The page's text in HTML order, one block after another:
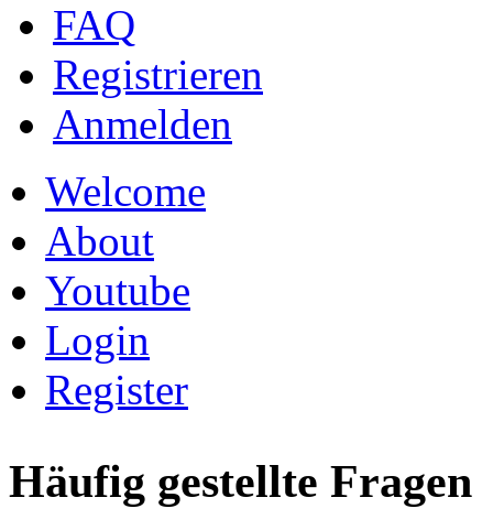
FAQ
Registrieren
Anmelden
Welcome
About
Youtube
Login
Register
Häufig gestellte Fragen